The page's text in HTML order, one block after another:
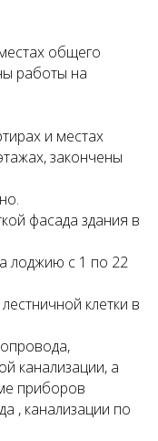
общего
работы на
и местах
закончены
фасада здания в
лоджию с 1 по 22
клетки в
канализации, а
приборов
, канализации по